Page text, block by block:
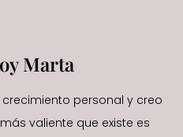
Marta
personal y creo
valiente que existe es